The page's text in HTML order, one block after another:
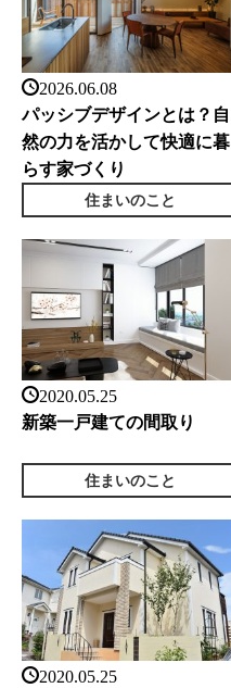
2026.06.08
パッシブデザインとは？自
然の力を活かして快適に暮
らす家づくり
住まいのこと
2020.05.25
新築一戸建ての間取り
住まいのこと
2020.05.25